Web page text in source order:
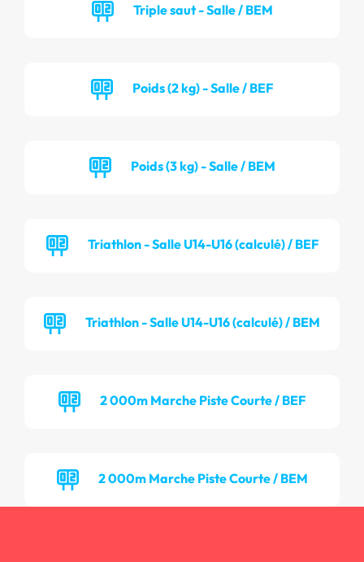
Triple saut - Salle / BEM
Poids (2 kg) - Salle / BEF
Poids (3 kg) - Salle / BEM
Triathlon - Salle U14-U16 (calculé) / BEF
Triathlon - Salle U14-U16 (calculé) / BEM
2 000m Marche Piste Courte / BEF
2 000m Marche Piste Courte / BEM